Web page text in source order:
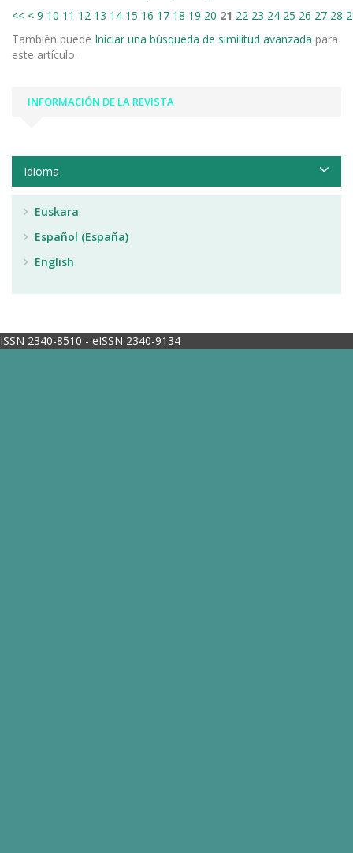
<< < 9 10 11 12 13 14 15 16 17 18 19 20 21 22 23 24 25 26 27 28
También puede Iniciar una búsqueda de similitud avanzada para
este artículo.
INFORMACIÓN DE LA REVISTA
Idioma
Euskara
Español (España)
English
ISSN 2340-8510 - eISSN 2340-9134